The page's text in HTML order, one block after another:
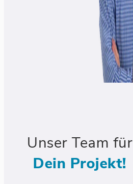
Unser Team für
Dein Projekt!